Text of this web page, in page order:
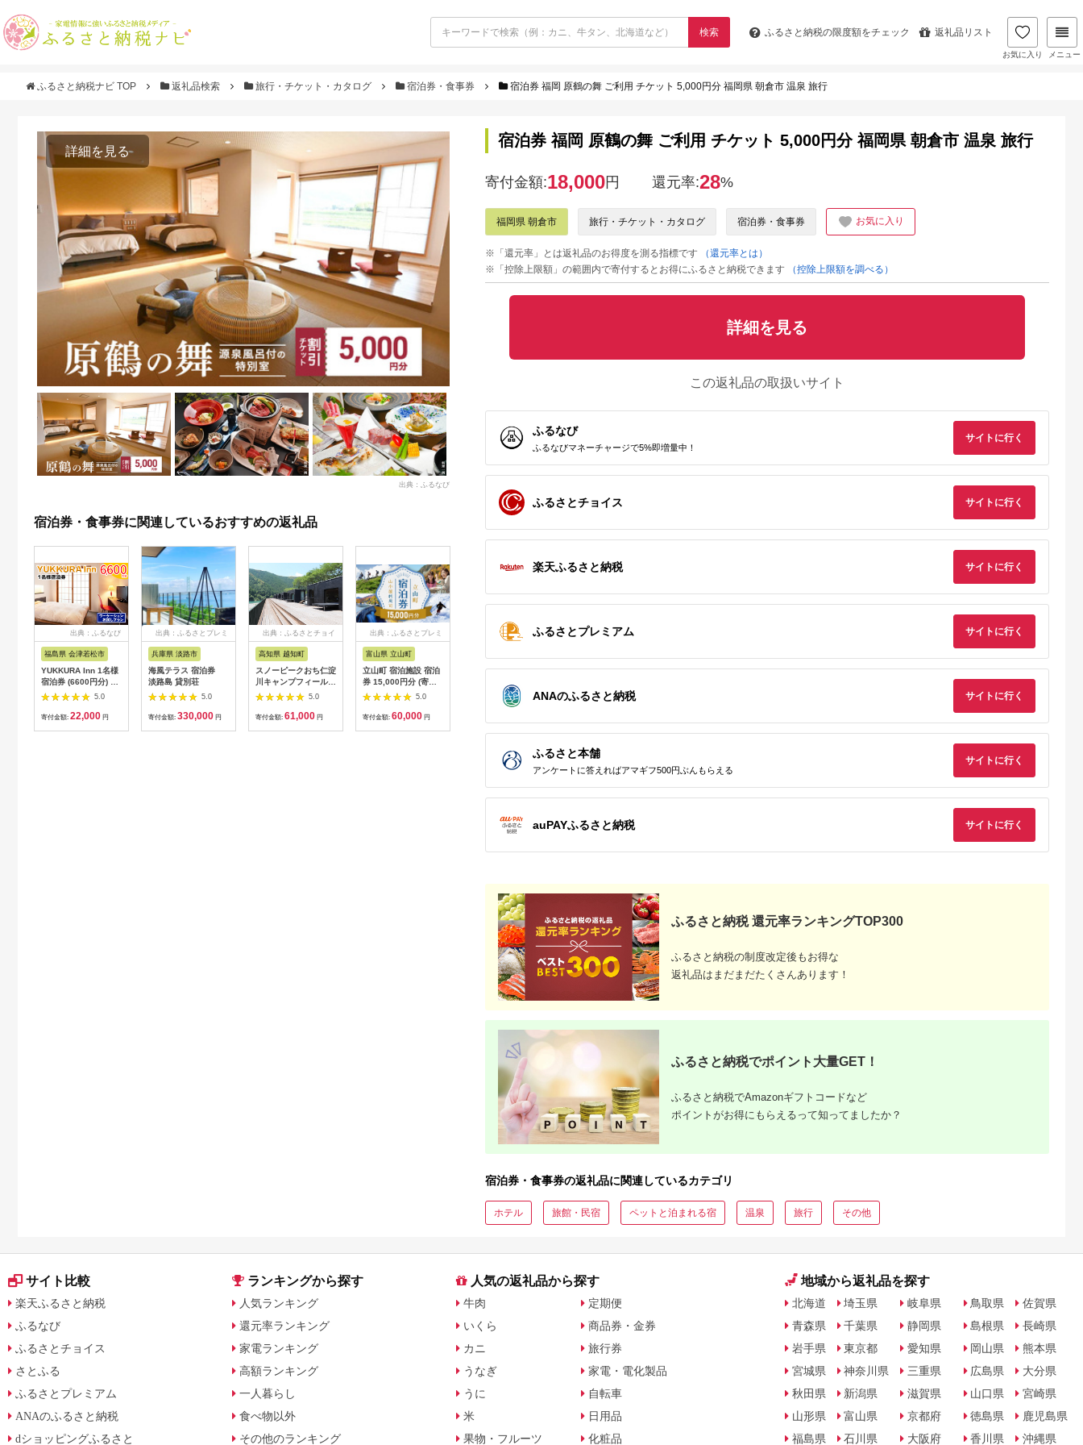
検索 ふるさと納税の限度額をチェック 返礼品リスト
お気に入り メニュー
ふるさと納税ナビ TOP 返礼品検索 旅行・チケット・カタログ 宿泊券・食事券 宿泊券 福岡 原鶴の舞 ご利用 チケット 5,000円分 福岡県 朝倉市 温泉 旅行
詳細を見る
出典：ふるなび
宿泊券・食事券に関連しているおすすめの返礼品
出典：ふるなび
福島県 会津若松市
YUKKURA Inn 1名様
宿泊券 (6600円分) ワ
ーケーションお試しプ
ラン｜東北 福島県 会
津若松市 東山温泉 旅
5.0
寄付金額: 22,000 円
出典：ふるさとプレミ
兵庫県 淡路市
海風テラス 宿泊券
淡路島 貸別荘
5.0
寄付金額: 330,000 円
出典：ふるさとチョイ
高知県 越知町
スノーピークおち仁淀
川キャンプフィールド
「住箱-jyubako-」ペ
ア宿泊チケット
5.0
寄付金額: 61,000 円
出典：ふるさとプレミ
富山県 立山町
立山町 宿泊施設 宿泊
券 15,000円分 (寄附
額 60,000円) 宿泊チ
ケット 宿泊 宿 山小屋
山荘 ホテル 旅 旅行
5.0
寄付金額: 60,000 円
出典：ふるなび
うなぎ横綱 名物 ひつ
/ 鰻 ご飯 チケット 旅
行 お出かけ うなぎ 食
出典：ふるさとチョイ
【御池クリニック】が
ックコース受診チケッ
ト
5.0
FABRIC TOKYO オー
四季の宿 こよみ 宿泊
出典：ふるさとチョイ
北軽井沢・八ッ場ダム
周辺ほか町内各所で利
用可能な長野原町ふる
10,000
出典：ふるさとパレ
テジョンデお食事券
(3,000円分)
10,000
宿泊券 福岡 原鶴の舞 ご利用 チケット 5,000円分 福岡県 朝倉市 温泉 旅行
寄付金額:18,000円 還元率:28%
福岡県 朝倉市 旅行・チケット・カタログ 宿泊券・食事券 お気に入り
※「還元率」とは返礼品のお得度を測る指標です
（還元率とは）
※「控除上限額」の範囲内で寄付するとお得にふるさと納税できます
（控除上限額を調べる）
詳細を見る
この返礼品の取扱いサイト
ふるなび
ふるなびマネーチャージで5%即増量中！
サイトに行く
ふるさとチョイス サイトに行く
楽天ふるさと納税 サイトに行く
ふるさとプレミアム サイトに行く
ANAのふるさと納税 サイトに行く
ふるさと本舗
アンケートに答えればアマギフ500円ぶんもらえる
サイトに行く
auPAYふるさと納税 サイトに行く
ふるさと納税 還元率ランキングTOP300
ふるさと納税の制度改定後もお得な
返礼品はまだまだたくさんあります！
ふるさと納税でポイント大量GET！
ふるさと納税でAmazonギフトコードなど
ポイントがお得にもらえるって知ってましたか？
宿泊券・食事券の返礼品に関連しているカテゴリ
ホテル 旅館・民宿 ペットと泊まれる宿 温泉 旅行 その他
サイト比較
楽天ふるさと納税
ふるなび
ふるさとチョイス
さとふる
ふるさとプレミアム
ANAのふるさと納税
dショッピングふるさと
ランキングから探す
人気ランキング
還元率ランキング
家電ランキング
高額ランキング
一人暮らし
食べ物以外
その他のランキング
人気の返礼品から探す
牛肉
いくら
カニ
うなぎ
うに
米
果物・フルーツ
定期便
商品券・金券
旅行券
家電・電化製品
自転車
日用品
化粧品
地域から返礼品を探す
北海道
青森県
岩手県
宮城県
秋田県
山形県
福島県
埼玉県
千葉県
東京都
神奈川県
新潟県
富山県
石川県
岐阜県
静岡県
愛知県
三重県
滋賀県
京都府
大阪府
鳥取県
島根県
岡山県
広島県
山口県
徳島県
香川県
佐賀県
長崎県
熊本県
大分県
宮崎県
鹿児島県
沖縄県